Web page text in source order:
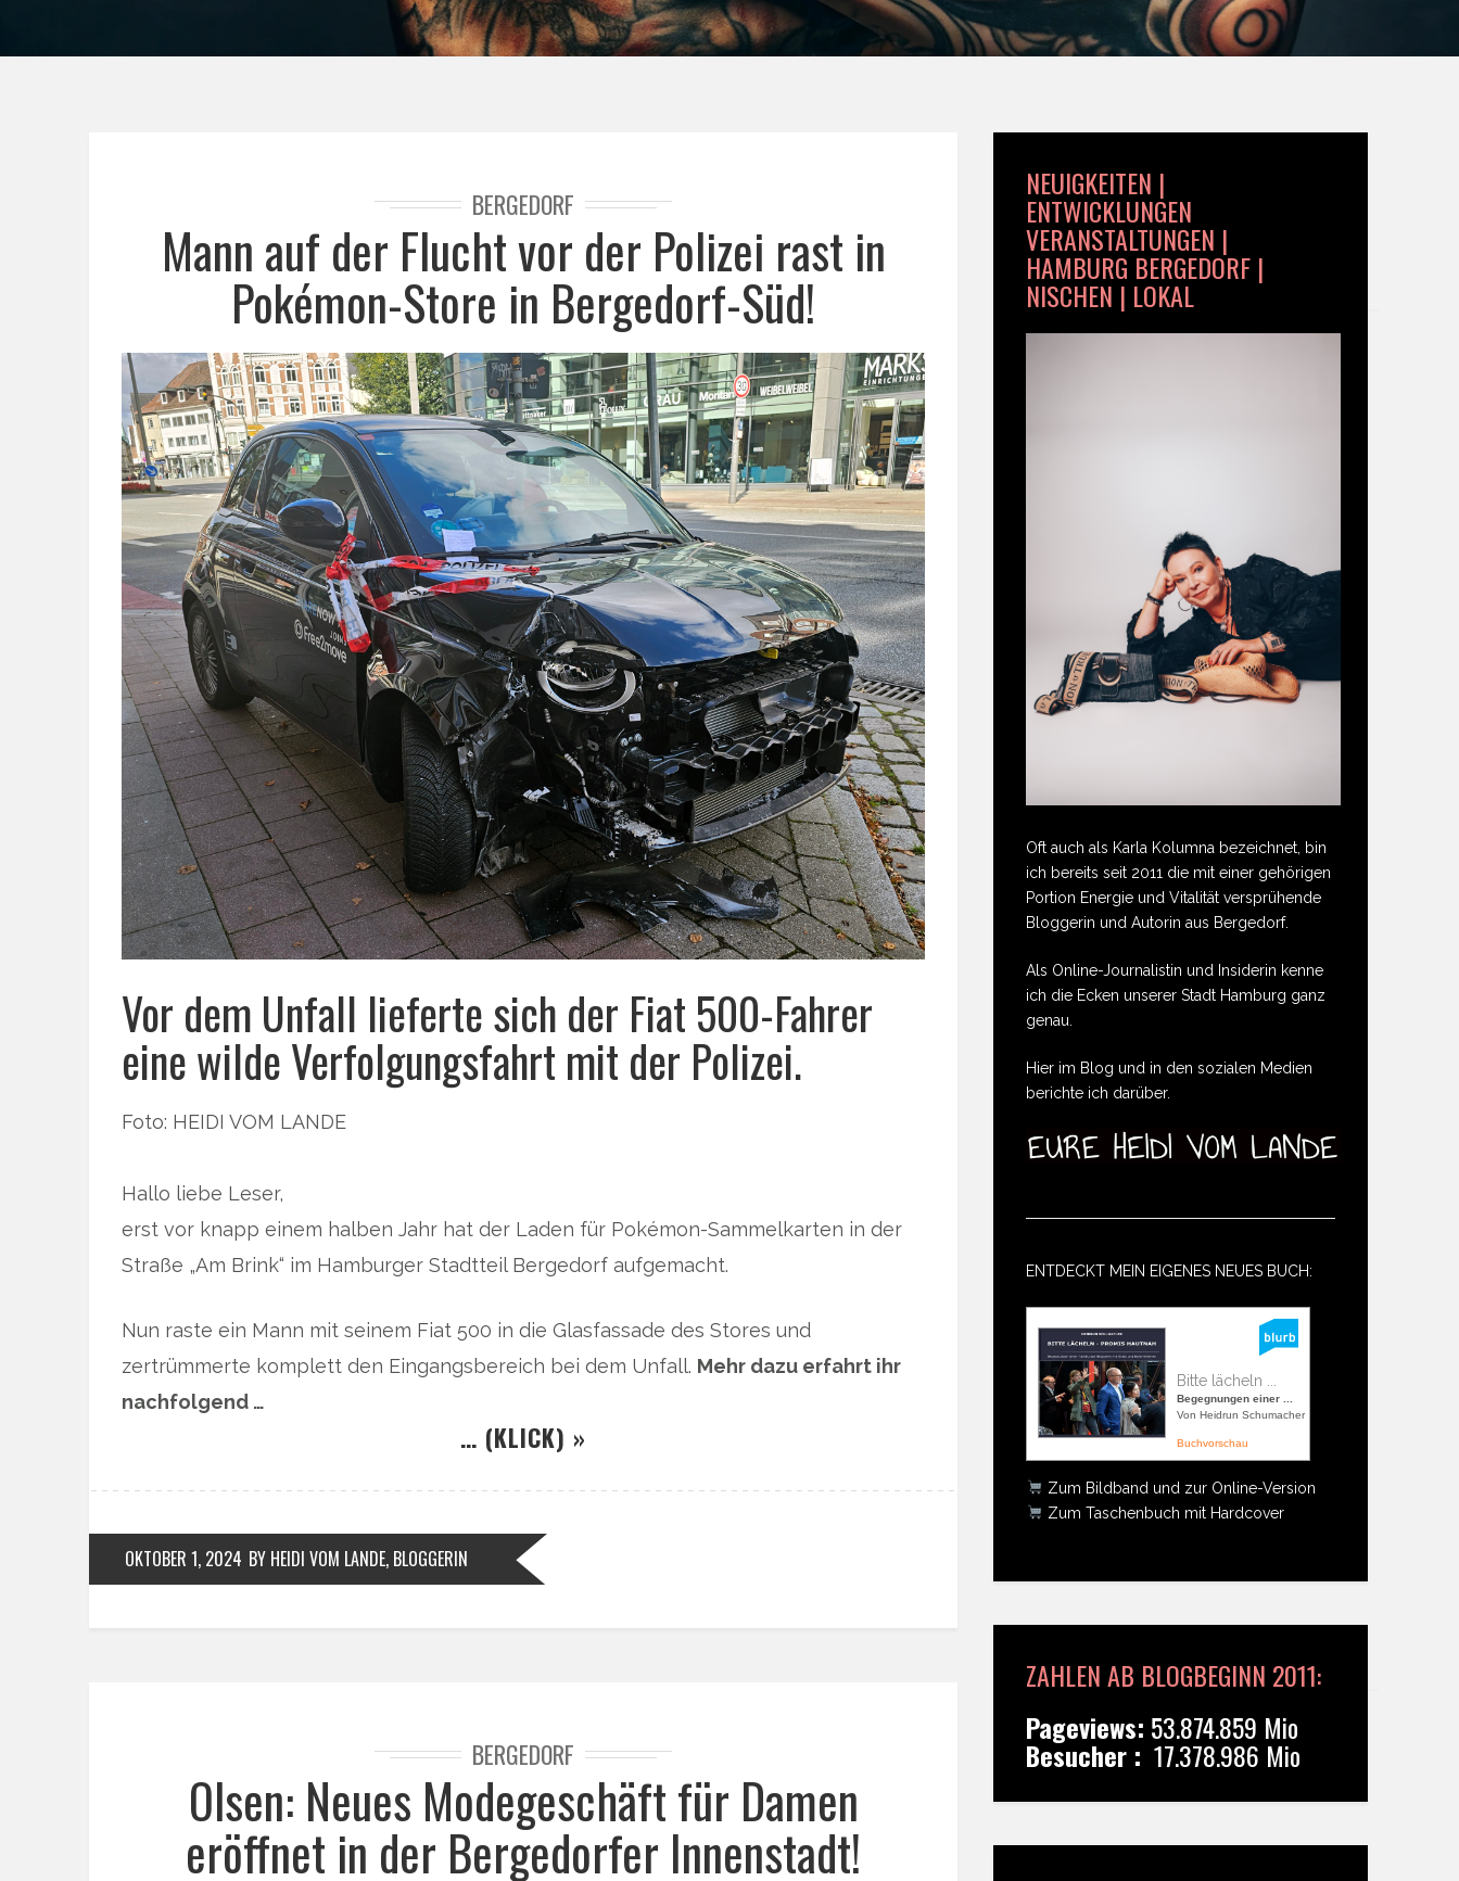
BERGEDORF
Mann auf der Flucht vor der Polizei rast in
Pokémon-Store in Bergedorf-Süd!
Vor dem Unfall lieferte sich der Fiat 500-Fahrer
eine wilde Verfolgungsfahrt mit der Polizei.
Foto: HEIDI VOM LANDE
Hallo liebe Leser,
erst vor knapp einem halben Jahr hat der Laden für Pokémon-Sammelkarten in der
Straße „Am Brink“ im Hamburger Stadtteil Bergedorf aufgemacht.
Nun raste ein Mann mit seinem Fiat 500 in die Glasfassade des Stores und
zertrümmerte komplett den Eingangsbereich bei dem Unfall. Mehr dazu erfahrt ihr
nachfolgend …
… (KLICK) »
OKTOBER 1, 2024 BY HEIDI VOM LANDE, BLOGGERIN
BERGEDORF
Olsen: Neues Modegeschäft für Damen
eröffnet in der Bergedorfer Innenstadt!
NEUIGKEITEN |
ENTWICKLUNGEN
VERANSTALTUNGEN |
HAMBURG BERGEDORF |
NISCHEN | LOKAL
Oft auch als Karla Kolumna bezeichnet, bin
ich bereits seit 2011 die mit einer gehörigen
Portion Energie und Vitalität versprühende
Bloggerin und Autorin aus Bergedorf.
Als Online-Journalistin und Insiderin kenne
ich die Ecken unserer Stadt Hamburg ganz
genau.
Hier im Blog und in den sozialen Medien
berichte ich darüber.
ENTDECKT MEIN EIGENES NEUES BUCH:
Bitte lächeln ...
Begegnungen einer ...
Von Heidrun Schumacher
Buchvorschau
Zum Bildband und zur Online-Version
Zum Taschenbuch mit Hardcover
ZAHLEN AB BLOGBEGINN 2011:
Pageviews: 53.874.859 Mio
Besucher : 17.378.986 Mio